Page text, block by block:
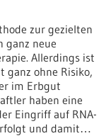
zur gezielten
ganz neue
Allerdings ist
ganz ohne Risiko,
im Erbgut
haben eine
Eingriff auf RNA-
und damit…